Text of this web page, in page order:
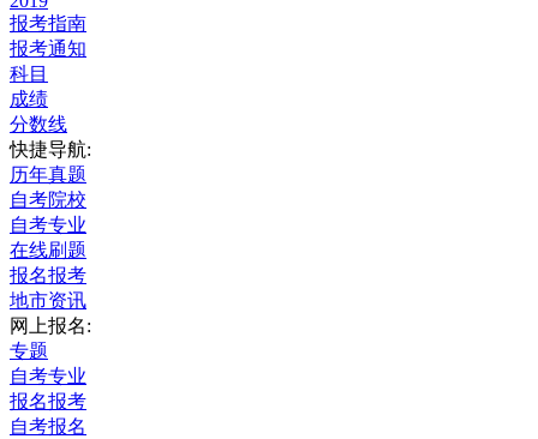
报考指南
报考通知
科目
成绩
分数线
快捷导航:
历年真题
自考院校
自考专业
在线刷题
报名报考
地市资讯
网上报名:
专题
自考专业
报名报考
自考报名